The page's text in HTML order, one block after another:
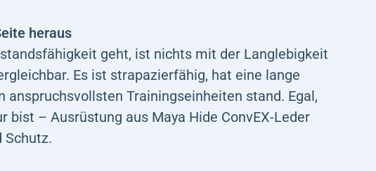
heraus
geht, ist nichts mit der Langlebigkeit
Es ist strapazierfähig, hat eine lange
anspruchsvollsten Trainingseinheiten stand. Egal,
bist – Ausrüstung aus Maya Hide ConvEX-Leder
Schutz.